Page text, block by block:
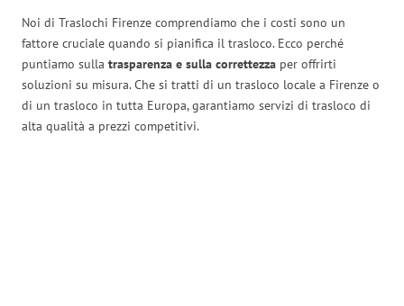
Noi di Traslochi Firenze comprendiamo che i costi sono un
fattore cruciale quando si pianifica il trasloco. Ecco perché
puntiamo sulla trasparenza e sulla correttezza per offrirti
soluzioni su misura. Che si tratti di un trasloco locale a Firenze o
di un trasloco in tutta Europa, garantiamo servizi di trasloco di
alta qualità a prezzi competitivi.